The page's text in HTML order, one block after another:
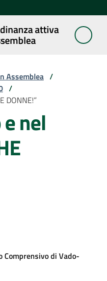
attiva
Assemblea /
/
DONNE!”
nel
di Vado-